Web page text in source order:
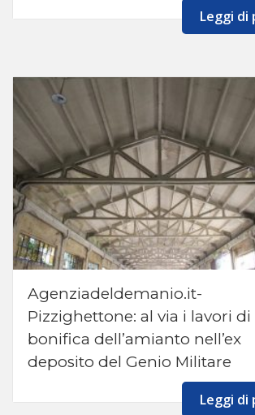
Leggi di
Agenziadeldemanio.it-
Pizzighettone: al via i lavori di
bonifica dell’amianto nell’ex
deposito del Genio Militare
Leggi di